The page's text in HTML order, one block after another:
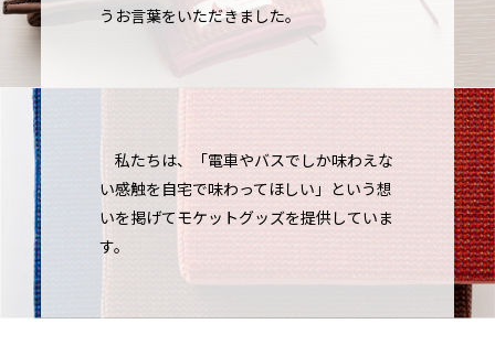
うお言葉をいただきました。
私たちは、「電車やバスでしか味わえな
い感触を自宅で味わってほしい」という想
いを掲げてモケットグッズを提供していま
す。